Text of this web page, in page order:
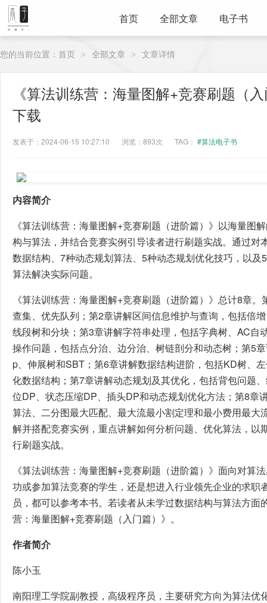
首页 全部文章 电子书
您的当前位置： 首页 > 全部文章 > 文章详情
《算法训练营：海量图解+竞赛刷题（
下载
发表于：2024-06-15 10:27:10 浏览：893次 TAG： #算法电子书
内容简介
《算法训练营：海量图解+竞赛刷题（进阶篇）》以海量图
构与算法，并结合竞赛实例引导读者进行刷题实战。通过对
数据结构、7种动态规划算法、5种动态规划优化技巧，以
算法解决实际问题。
《算法训练营：海量图解+竞赛刷题（进阶篇）》总计8章
查集、优先队列；第2章讲解区间信息维护与查询，包括倍
线段树和分块；第3章讲解字符串处理，包括字典树、AC自
操作问题，包括点分治、边分治、树链剖分和动态树；第5
p、伸展树和SBT；第6章讲解数据结构进阶，包括KD树、
化数据结构；第7章讲解动态规划及其优化，包括背包问题
位DP、状态压缩DP、插头DP和动态规划优化方法；第8章
算法、二分图最大匹配、最大流最小割定理和最小费用最大
解并搭配竞赛实例，重点讲解如何分析问题、优化算法，以
行刷题实战。
《算法训练营：海量图解+竞赛刷题（进阶篇）》面向对算
功或参加算法竞赛的学生，还是想进入行业领先企业的求职
员，都可以参考本书。若读者从未学过数据结构与算法方面
营：海量图解+竞赛刷题（入门篇）》。
作者简介
陈小玉
南阳理工学院副教授，高级程序员，主要研究方向为算法优